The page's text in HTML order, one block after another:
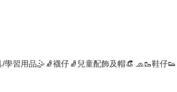
/學習用品🤹 🧦襪仔🧦 兒童配飾及帽👒 🧢🥾鞋仔👟